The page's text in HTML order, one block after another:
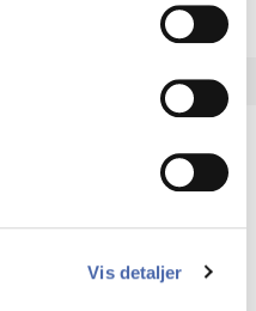
Vis detaljer
og informations­
udfordringer inden